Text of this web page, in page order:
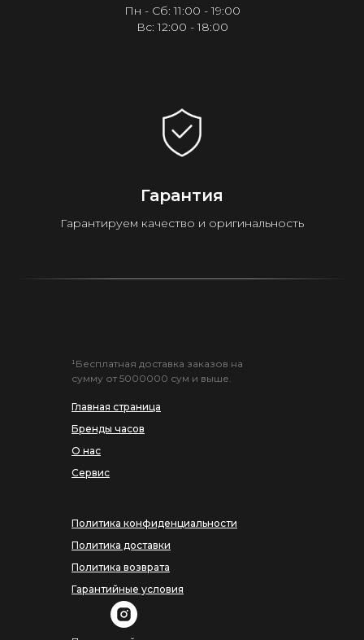
Пн - Сб: 11:00 - 19:00
Вс: 12:00 - 18:00
Гарантия
Гарантируем качество и оригинальность
Главная страница
Бренды часов
О нас
Сервис
¹Бесплатная доставка заказов на
сумму от 5000000 сум и выше.
Политика конфиденциальности
Политика доставки
Политика возврата
Гарантийные условия